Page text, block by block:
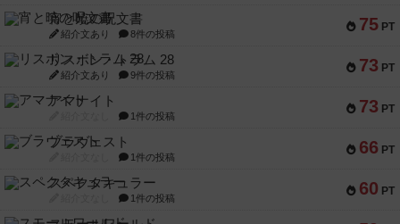
75 PT
宵と暁の呪文書
紹介文あり 8件の投稿
73 PT
リスボン・トラム 28
紹介文あり 9件の投稿
73 PT
アマナイト
1件の投稿
66 PT
ブラヴェスト
1件の投稿
60 PT
スペクタキュラー
1件の投稿